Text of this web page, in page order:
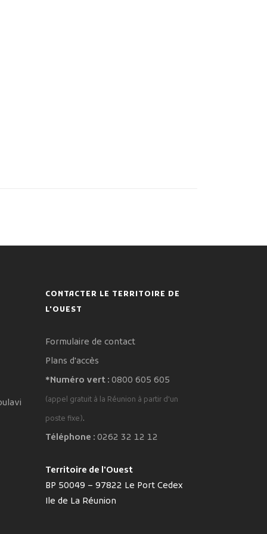
CONTACTER LE TERRITOIRE DE
L'OUEST
Formulaire de contact
Plans d'accès
*Numéro vert : 0800 605 605
(appel gratuit à la Réunion à partir d'un
poste fixe).
Téléphone : 0262 32 12 12
Territoire de l'Ouest
BP 50049 – 97822 Le Port Cedex
Ile de La Réunion